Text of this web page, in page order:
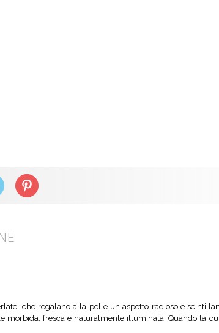
Pinterest
che regalano alla pelle un aspetto radioso e
morbida, fresca e naturalmente illuminata. Quando la